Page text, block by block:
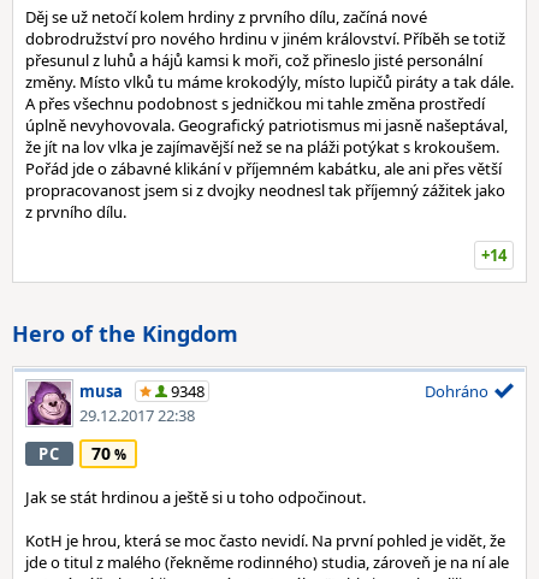
Děj se už netočí kolem hrdiny z prvního dílu, začíná nové
dobrodružství pro nového hrdinu v jiném království. Příběh se totiž
přesunul z luhů a hájů kamsi k moři, což přineslo jisté personální
změny. Místo vlků tu máme krokodýly, místo lupičů piráty a tak dále.
A přes všechnu podobnost s jedničkou mi tahle změna prostředí
úplně nevyhovovala. Geografický patriotismus mi jasně našeptával,
že jít na lov vlka je zajímavější než se na pláži potýkat s krokoušem.
Pořád jde o zábavné klikání v příjemném kabátku, ale ani přes větší
propracovanost jsem si z dvojky neodnesl tak příjemný zážitek jako
z prvního dílu.
+14
Hero of the Kingdom
musa
9348
29.12.2017 22:38
Dohráno
PC 70
Jak se stát hrdinou a ještě si u toho odpočinout.
KotH je hrou, která se moc často nevidí. Na první pohled je vidět, že
jde o titul z malého (řekněme rodinného) studia, zároveň je na ní ale